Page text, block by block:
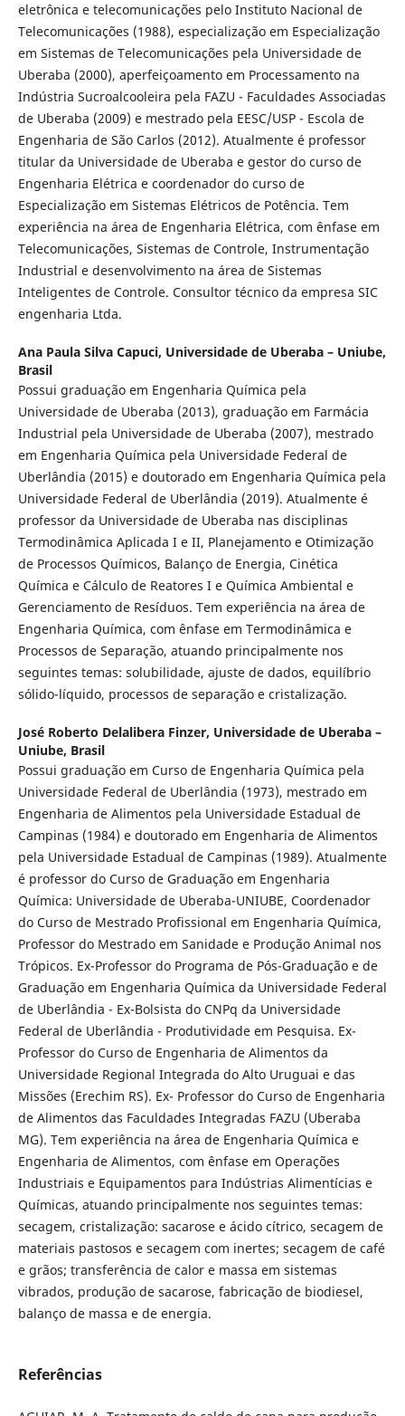
eletrônica e telecomunicações pelo Instituto Nacional de
Telecomunicações (1988), especialização em Especialização
em Sistemas de Telecomunicações pela Universidade de
Uberaba (2000), aperfeiçoamento em Processamento na
Indústria Sucroalcooleira pela FAZU - Faculdades Associadas
de Uberaba (2009) e mestrado pela EESC/USP - Escola de
Engenharia de São Carlos (2012). Atualmente é professor
titular da Universidade de Uberaba e gestor do curso de
Engenharia Elétrica e coordenador do curso de
Especialização em Sistemas Elétricos de Potência. Tem
experiência na área de Engenharia Elétrica, com ênfase em
Telecomunicações, Sistemas de Controle, Instrumentação
Industrial e desenvolvimento na área de Sistemas
Inteligentes de Controle. Consultor técnico da empresa SIC
engenharia Ltda.
Ana Paula Silva Capuci, Universidade de Uberaba – Uniube,
Brasil
Possui graduação em Engenharia Química pela
Universidade de Uberaba (2013), graduação em Farmácia
Industrial pela Universidade de Uberaba (2007), mestrado
em Engenharia Química pela Universidade Federal de
Uberlândia (2015) e doutorado em Engenharia Química pela
Universidade Federal de Uberlândia (2019). Atualmente é
professor da Universidade de Uberaba nas disciplinas
Termodinâmica Aplicada I e II, Planejamento e Otimização
de Processos Químicos, Balanço de Energia, Cinética
Química e Cálculo de Reatores I e Química Ambiental e
Gerenciamento de Resíduos. Tem experiência na área de
Engenharia Química, com ênfase em Termodinâmica e
Processos de Separação, atuando principalmente nos
seguintes temas: solubilidade, ajuste de dados, equilíbrio
sólido-líquido, processos de separação e cristalização.
José Roberto Delalibera Finzer, Universidade de Uberaba –
Uniube, Brasil
Possui graduação em Curso de Engenharia Química pela
Universidade Federal de Uberlândia (1973), mestrado em
Engenharia de Alimentos pela Universidade Estadual de
Campinas (1984) e doutorado em Engenharia de Alimentos
pela Universidade Estadual de Campinas (1989). Atualmente
é professor do Curso de Graduação em Engenharia
Química: Universidade de Uberaba-UNIUBE, Coordenador
do Curso de Mestrado Profissional em Engenharia Química,
Professor do Mestrado em Sanidade e Produção Animal nos
Trópicos. Ex-Professor do Programa de Pós-Graduação e de
Graduação em Engenharia Química da Universidade Federal
de Uberlândia - Ex-Bolsista do CNPq da Universidade
Federal de Uberlândia - Produtividade em Pesquisa. Ex-
Professor do Curso de Engenharia de Alimentos da
Universidade Regional Integrada do Alto Uruguai e das
Missões (Erechim RS). Ex- Professor do Curso de Engenharia
de Alimentos das Faculdades Integradas FAZU (Uberaba
MG). Tem experiência na área de Engenharia Química e
Engenharia de Alimentos, com ênfase em Operações
Industriais e Equipamentos para Indústrias Alimentícias e
Químicas, atuando principalmente nos seguintes temas:
secagem, cristalização: sacarose e ácido cítrico, secagem de
materiais pastosos e secagem com inertes; secagem de café
e grãos; transferência de calor e massa em sistemas
vibrados, produção de sacarose, fabricação de biodiesel,
balanço de massa e de energia.
Referências